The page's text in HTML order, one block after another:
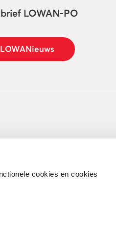
cookies en cookies
LOWAN-PO